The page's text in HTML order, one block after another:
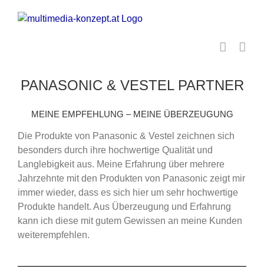
Inhalt
PANASONIC & VESTEL PARTNER
MEINE EMPFEHLUNG – MEINE ÜBERZEUGUNG
Die Produkte von Panasonic & Vestel zeichnen sich
besonders durch ihre hochwertige Qualität und
Langlebigkeit aus. Meine Erfahrung über mehrere
Jahrzehnte mit den Produkten von Panasonic zeigt mir
immer wieder, dass es sich hier um sehr hochwertige
Produkte handelt. Aus Überzeugung und Erfahrung
kann ich diese mit gutem Gewissen an meine Kunden
weiterempfehlen.